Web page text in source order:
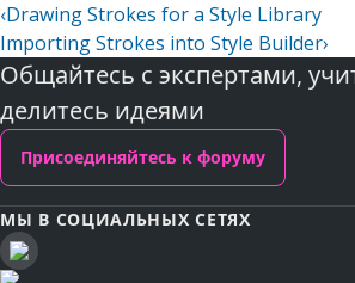
‹Drawing Strokes for a Style Library
Importing Strokes into Style Builder›
Общайтесь с экспертами,
делитесь идеями
Присоединяйтесь к форуму
МЫ В СОЦИАЛЬНЫХ СЕТЯХ